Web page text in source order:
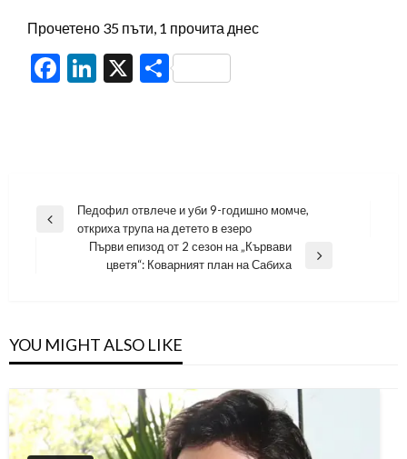
Прочетено 35 пъти, 1 прочита днес
Facebook
LinkedIn
X Share
Навигация
Previous
Педофил отвлече и уби 9-годишно момче,
откриха трупа на детето в езеро
Първи епизод от 2 сезон на „Кървави
цветя“: Коварният план на Сабиха
YOU MIGHT ALSO LIKE